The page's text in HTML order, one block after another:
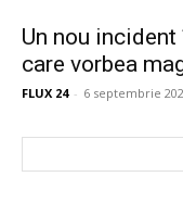
Un nou
care vorbea
FLUX 24 - 6 septembrie